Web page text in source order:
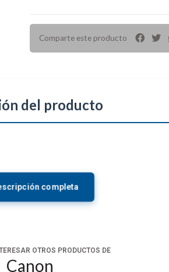
Comparte este producto
del producto
cuando no es posible acercarse
completa
OTROS PRODUCTOS DE
Canon